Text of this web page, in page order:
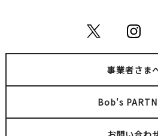
事業者さま
Bob's